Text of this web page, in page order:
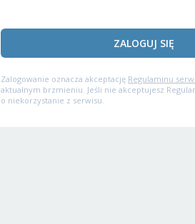
ZALOGUJ SIĘ
Zalogowanie oznacza akceptację Regulaminu
aktualnym brzmieniu. Jeśli nie akceptujesz
o niekorzystanie z serwisu.